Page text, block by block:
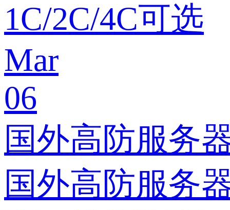
1C/2C/4C可选
Mar
06
国外高防服务
国外高防服务